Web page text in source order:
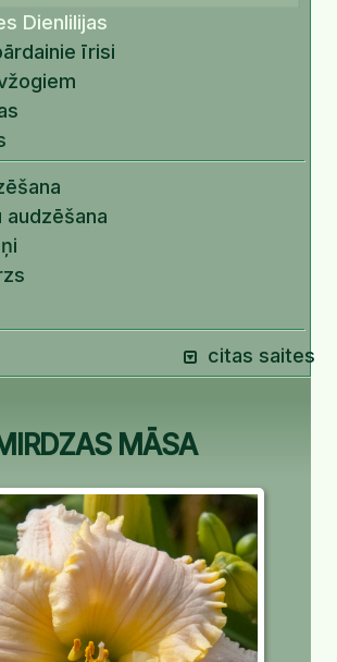
Dienlilijas
īrisi
audzēšana
citas saites
MĀSA